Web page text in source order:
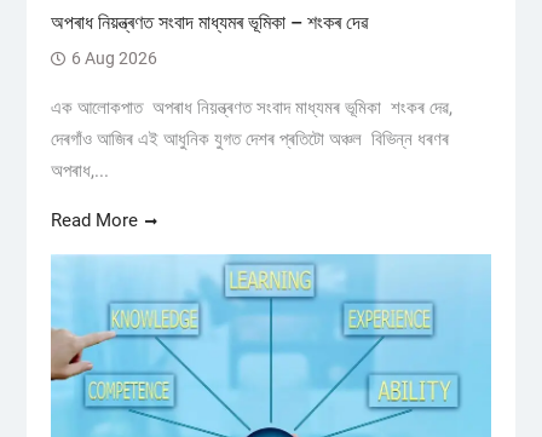
অপৰাধ নিয়ন্ত্ৰণত সংবাদ মাধ্যমৰ ভূমিকা – শংকৰ দেৱ
6 Aug 2026
এক আলোকপাত অপৰাধ নিয়ন্ত্ৰণত সংবাদ মাধ্যমৰ ভূমিকা শংকৰ দেৱ,
দেৰগাঁও আজিৰ এই আধুনিক যুগত দেশৰ প্ৰতিটো অঞ্চল বিভিন্ন ধৰণৰ
অপৰাধ,...
Read More